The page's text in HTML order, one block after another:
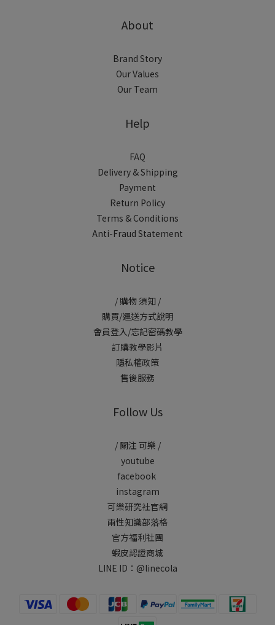
About
Brand Story
Our Values
Our Team
Help
FAQ
Delivery & Shipping
Payment
Return Policy
Terms & Conditions
Anti-Fraud Statement
Notice
/ 購物 須知 /
購買/運送方式說明
會員登入/忘記密碼教學
訂購教學影片
隱私權政策
售後服務
Follow Us
/ 關注 可樂 /
youtube
facebook
instagram
可樂研究社官網
兩性知識部落格
官方福利社團
蝦皮認證商城
LINE ID： @linecola